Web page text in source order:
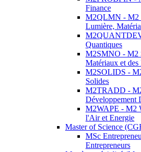
Finance
M2QLMN - M2
Lumière,
Quantiques
M2SMNO - M2
Matériaux et
M2SOLIDS -
Solides
M2TRADD -
Développement
M2WAPE - M2
l'Air et Energie
Master of Science
MSc
Entrepreneurs